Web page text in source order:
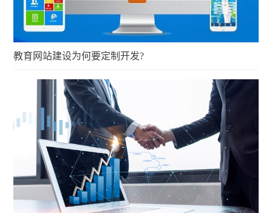
教育网站建设为何要定制开发?